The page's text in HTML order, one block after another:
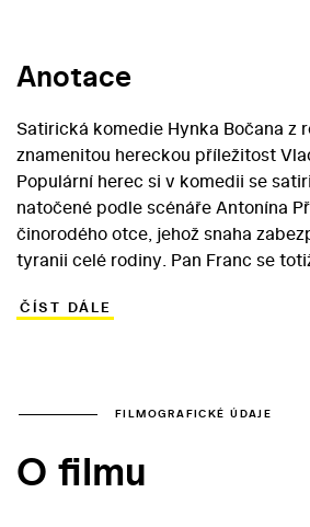
Anotace
Satirická komedie Hynka Bočana z
znamenitou hereckou příležitost
Populární herec si v komedii se
natočené podle scénáře Antonína
činorodého otce, jehož snaha
tyranii celé rodiny. Pan Franc se
zaměstná manželku, dcery Olinu a
plánům… Komediální portrét
představuje v rolích hrdinových dcer
ČÍST DÁLE
FILMOGRAFICKÉ ÚDAJE
O filmu